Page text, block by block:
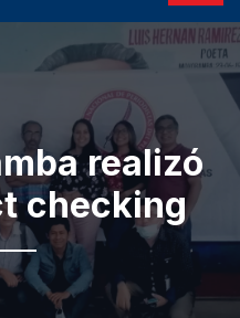
realizó
checking